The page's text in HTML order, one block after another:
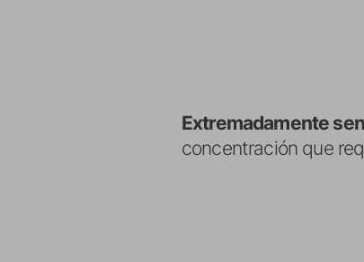
Extremadamente
concentración que